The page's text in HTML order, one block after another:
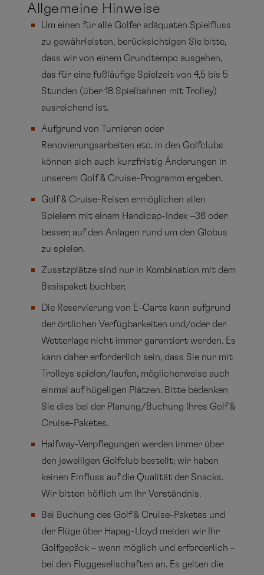
Spielstärken vermittelt der langjährige Präsident
der PGA of Germany schon seit vielen Jahren an
Bord.
Allgemeine Hinweise
Um einen für alle Golfer adäquaten Spielfluss
zu gewährleisten, berücksichtigen Sie bitte,
dass wir von einem Grundtempo ausgehen,
das für eine fußläufige Spielzeit von 4,5 bis 5
Stunden (über 18 Spielbahnen mit Trolley)
ausreichend ist.
Aufgrund von Turnieren oder
Renovierungsarbeiten etc. in den Golfclubs
können sich auch kurzfristig Änderungen in
unserem Golf & Cruise-Programm ergeben.
Golf & Cruise-Reisen ermöglichen allen
Spielern mit einem Handicap-Index –36 oder
besser, auf den Anlagen rund um den Globus
zu spielen.
Zusatzplätze sind nur in Kombination mit dem
Basispaket buchbar.
Die Reservierung von E-Carts kann aufgrund
der örtlichen Verfügbarkeiten und/oder der
Wetterlage nicht immer garantiert werden. Es
kann daher erforderlich sein, dass Sie nur mit
Trolleys spielen/laufen, möglicherweise auch
einmal auf hügeligen Plätzen. Bitte bedenken
Sie dies bei der Planung/Buchung Ihres Golf &
Cruise-Paketes.
Halfway-Verpflegungen werden immer über
den jeweiligen Golfclub bestellt; wir haben
keinen Einfluss auf die Qualität der Snacks.
Wir bitten höflich um Ihr Verständnis.
Bei Buchung des Golf & Cruise-Paketes und
der Flüge über Hapag-Lloyd melden wir Ihr
Golfgepäck – wenn möglich und erforderlich –
bei den Fluggesellschaften an. Es gelten die